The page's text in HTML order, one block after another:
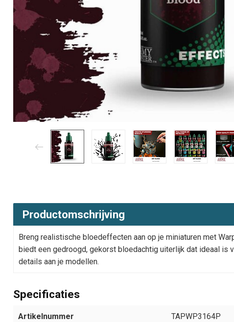
Productomschrijving
Breng realistische bloedeffecten aan op je miniaturen met
biedt een gedroogd, gekorst bloedachtig uiterlijk dat ideaal is
details aan je modellen.
Specificaties
Artikelnummer TAPWP3164P